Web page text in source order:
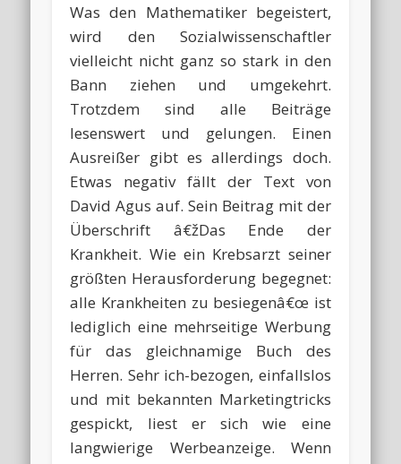
Was den Mathematiker begeistert,
wird den Sozialwissenschaftler
vielleicht nicht ganz so stark in den
Bann ziehen und umgekehrt.
Trotzdem sind alle Beiträge
lesenswert und gelungen. Einen
Ausreißer gibt es allerdings doch.
Etwas negativ fällt der Text von
David Agus auf. Sein Beitrag mit der
Überschrift â€žDas Ende der
Krankheit. Wie ein Krebsarzt seiner
größten Herausforderung begegnet:
alle Krankheiten zu besiegenâ€œ ist
lediglich eine mehrseitige Werbung
für das gleichnamige Buch des
Herren. Sehr ich-bezogen, einfallslos
und mit bekannten Marketingtricks
gespickt, liest er sich wie eine
langwierige Werbeanzeige. Wenn